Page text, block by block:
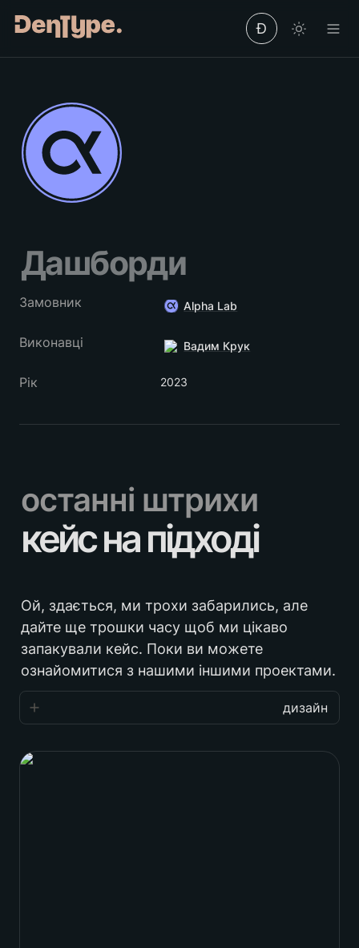
Ð
Дашборди
Замовник Alpha Lab
Виконавці Вадим Крук
Рік 2023
останні штрихи
кейс на підході
Ой, здається, ми трохи забарились, але
дайте ще трошки часу щоб ми цікаво
запакували кейс. Поки ви можете
ознайомитися з нашими іншими проектами.
дизайн
дизайн
Презентація